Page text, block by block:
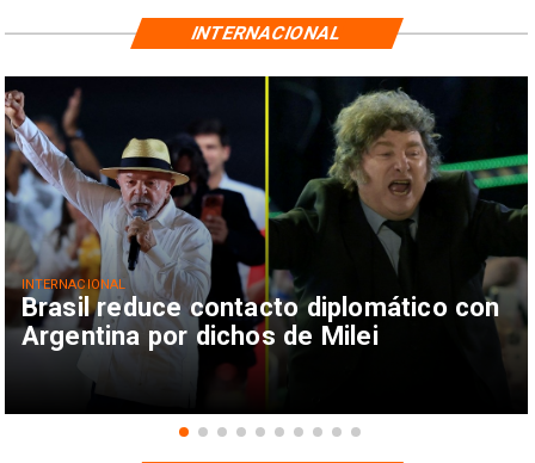
Brasil reduce contacto diplomático con
Argentina por dichos de Milei
INTERNACIONAL
INTERNACIONAL